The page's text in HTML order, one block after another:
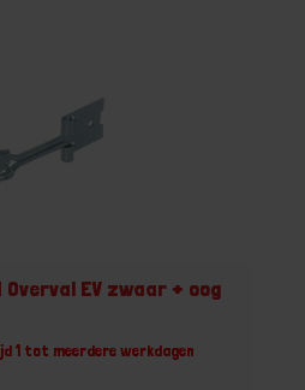
Overval EV zwaar + oog
1 tot meerdere werkdagen